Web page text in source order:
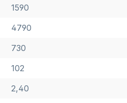
1590
4790
730
102
2,40